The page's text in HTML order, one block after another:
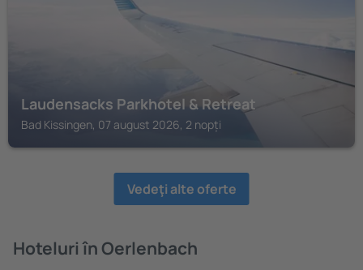
Laudensacks Parkhotel & Retreat
Bad Kissingen, 07 august 2026, 2 nopți
Vedeţi alte oferte
Hoteluri în Oerlenbach